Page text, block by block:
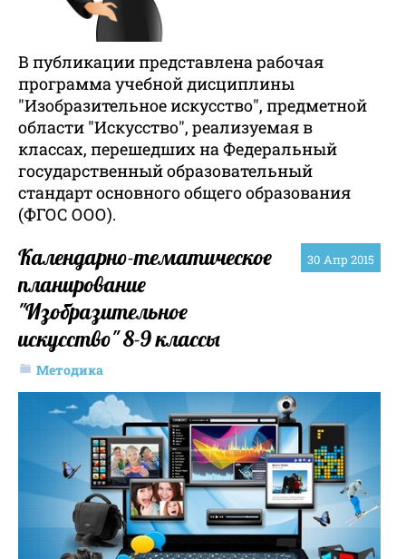
В публикации представлена рабочая
программа учебной дисциплины
"Изобразительное искусство", предметной
области "Искусство", реализуемая в
классах, перешедших на Федеральный
государственный образовательный
стандарт основного общего образования
(ФГОС ООО).
30 Апр 2015
Календарно-тематическое
планирование
"Изобразительное
искусство" 8-9 классы
Методика